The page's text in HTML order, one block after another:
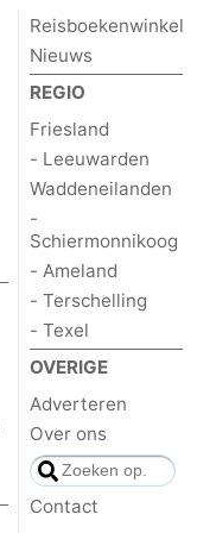
Reisboekenwinkel
Nieuws
REGIO
Friesland
- Leeuwarden
Waddeneilanden
-
Schiermonnikoog
- Ameland
- Terschelling
- Texel
OVERIGE
Adverteren
Over ons
Contact